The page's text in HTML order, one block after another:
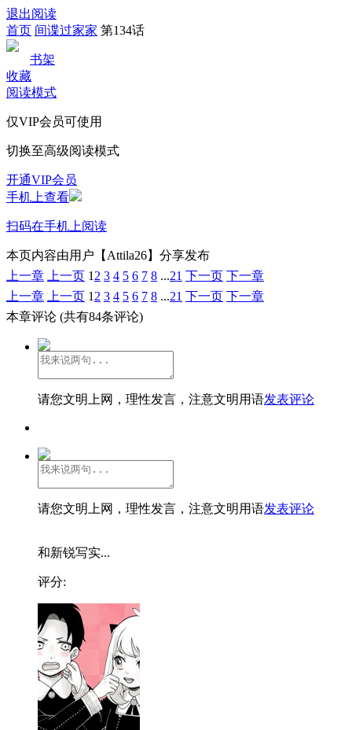
退出阅读
首页 间谍过家家 第134话
书架
收藏
阅读模式
仅VIP会员可使用
切换至高级阅读模式
开通VIP会员
手机上查看
扫码在手机上阅读
本页内容由用户【Attila26】分享发布
上一章
上一页 1 2 3 4 5 6 7 8 ...21 下一页 下一章
上一章
上一页 1 2 3 4 5 6 7 8 ...21 下一页 下一章
本章评论 (共有84条评论)
请您文明上网，理性发言，注意文明用语发表评论
请您文明上网，理性发言，注意文明用语发表评论
和新锐写实...
评分: